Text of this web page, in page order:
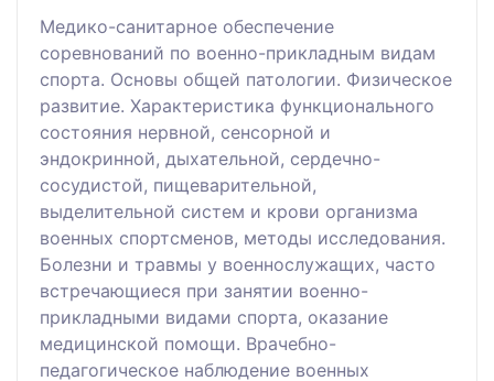
Медико-санитарное обеспечение
соревнований по военно-прикладным видам
спорта. Основы общей патологии. Физическое
развитие. Характеристика функционального
состояния нервной, сенсорной и
эндокринной, дыхательной, сердечно-
сосудистой, пищеварительной,
выделительной систем и крови организма
военных спортсменов, методы исследования.
Болезни и травмы у военнослужащих, часто
встречающиеся при занятии военно-
прикладными видами спорта, оказание
медицинской помощи. Врачебно-
педагогическое наблюдение военных